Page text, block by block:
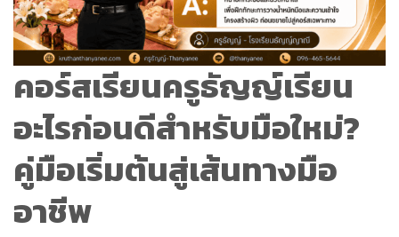
คอร์สเรียนครูธัญญ์เรียน
อะไรก่อนดีสำหรับมือใหม่?
คู่มือเริ่มต้นสู่เส้นทางมือ
อาชีพ